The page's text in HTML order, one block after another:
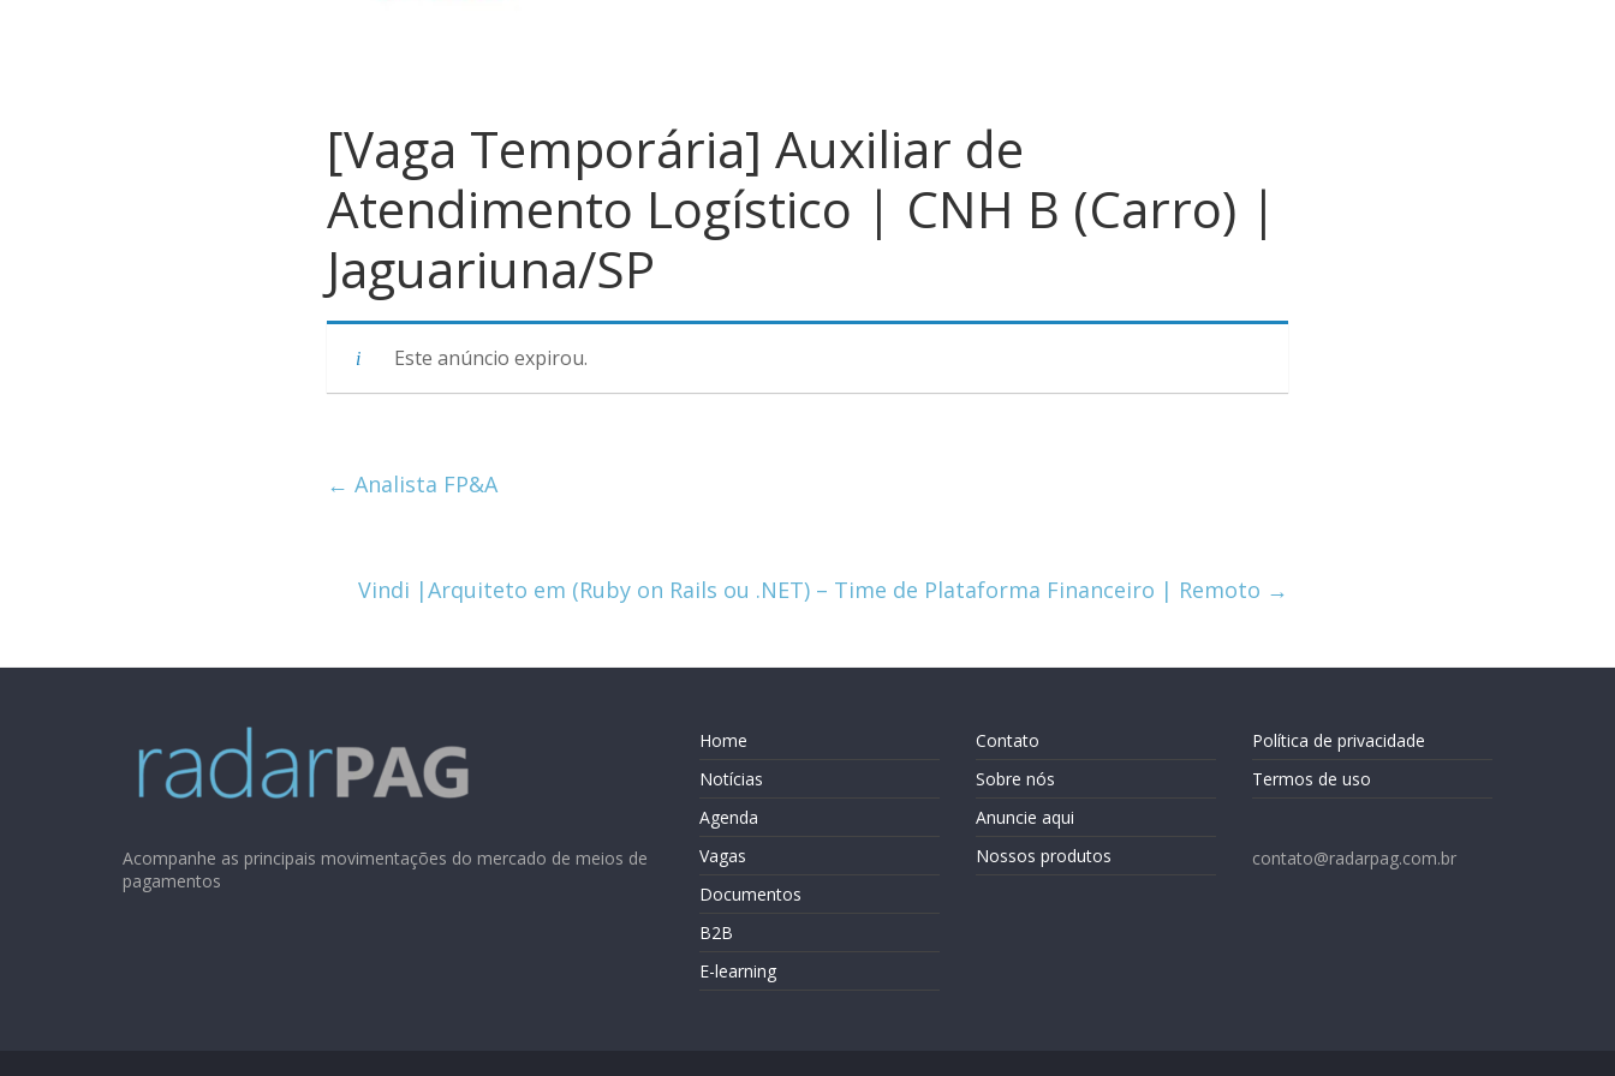
[Vaga Temporária] Auxiliar de
Atendimento Logístico | CNH B (Carro) |
Jaguariuna/SP
Este anúncio expirou.
← Analista FP&A
Vindi |Arquiteto em (Ruby on Rails ou .NET) – Time de Plataforma Financeiro | Remoto →
Acompanhe as principais movimentações do mercado de meios de
pagamentos
Home
Notícias
Agenda
Vagas
Documentos
B2B
E-learning
Contato
Sobre nós
Anuncie aqui
Nossos produtos
Política de privacidade
Termos de uso
contato@radarpag.com.br